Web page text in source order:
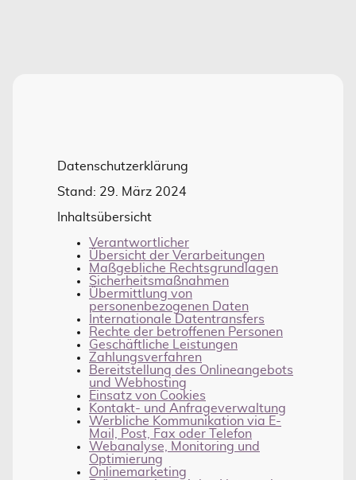
Datenschutzerklärung
Stand: 29. März 2024
Inhaltsübersicht
Verantwortlicher
Übersicht der Verarbeitungen
Maßgebliche Rechtsgrundlagen
Sicherheitsmaßnahmen
Übermittlung von
personenbezogenen Daten
Internationale Datentransfers
Rechte der betroffenen Personen
Geschäftliche Leistungen
Zahlungsverfahren
Bereitstellung des Onlineangebots
und Webhosting
Einsatz von Cookies
Kontakt- und Anfrageverwaltung
Werbliche Kommunikation via E-
Mail, Post, Fax oder Telefon
Webanalyse, Monitoring und
Optimierung
Onlinemarketing